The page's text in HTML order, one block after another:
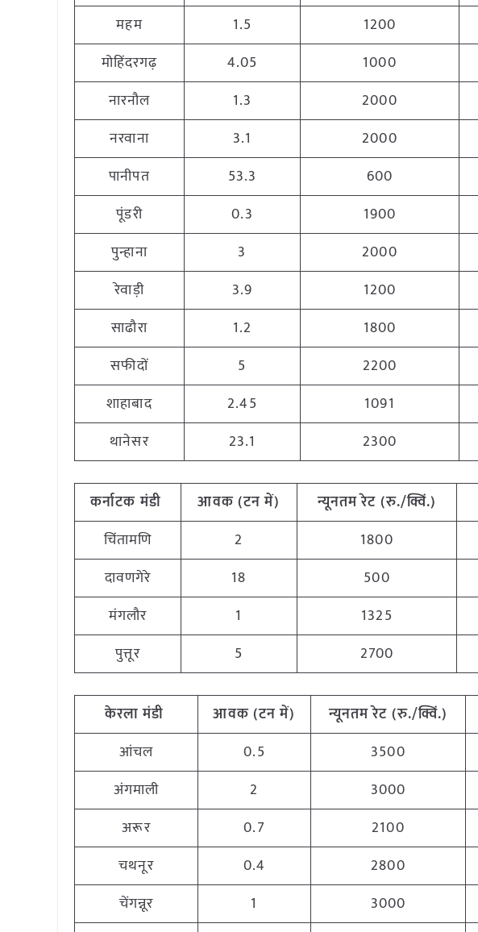
महम
1.5 1200
मोहिंदरगढ़
4.05 1000
नारनौल
1.3 2000
नरवाना
3.1 2000
पानीपत
53.3 600
पूंडरी
0.3 1900
पुन्हाना
3 2000
रेवाड़ी
3.9 1200
साढौरा
1.2 1800
सफीदों
5 2200
शाहाबाद
2.45 1091
थानेसर
23.1 2300
कर्नाटकमंडी आवक (टन में) न्यूनतमरेट (रु./क्विं.)
चिंतामणि
2 1800
दावणगेरे
18 500
मंगलौर
1 1325
पुत्तूर
5 2700
केरला मंडी आवक (टन में) न्यूनतमरेट (रु./क्विं.)
आंचल
0.5 3500
अंगमाली
2 3000
अरूर
0.7 2100
चथनूर
0.4 2800
चेंगन्नूर
1 3000